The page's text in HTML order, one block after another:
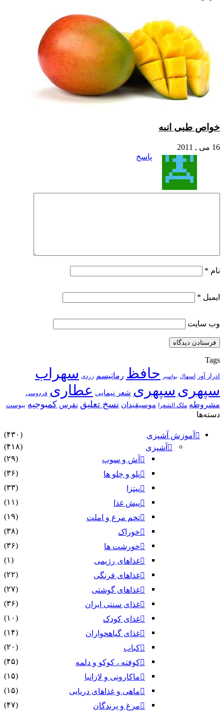
خواص طبی انبه
16 می , 2011
پاسخ
نام *
ایمیل *
وب‌ سایت
Tags
ادرار آور اسهال بواسیر حافظ رماتیسم زردی سهراب
سپهری سپهری شعر نیمایی عطاری فردوسی
مشروطه ملک الشعرا موسیقیدان نسخ تعلیق نقرس کمبوجیه یبوست
دسته‌ها
آموزش آشپزی
(۴۳۰)
آشپزی
(۴۱۸)
آش و سوپ
(۲۹)
پلو و چلو ها
(۳۶)
پیتزا
(۳۳)
پیش غذا
(۱۱)
تخم مرغ و املت
(۱۹)
خوراک
(۳۸)
خورشت ها
(۳۶)
غذاهای رژیمی
(۱)
غذاهای فرنگی
(۲۲)
غذاهای گوشتی
(۲۷)
غذای سنتی ایران
(۳۶)
غذای کودک
(۱۰)
غذای گیاهخواران
(۱۴)
کباب
(۲۰)
کوفته ، کوکو و دلمه
(۴۵)
ماکارونی و لازانیا
(۱۵)
ماهی و غذاهای دریایی
(۱۵)
مرغ و پرندگان
(۴۷)